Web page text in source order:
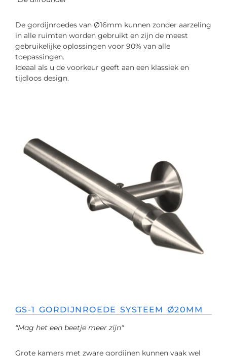
De gordijnroedes van Ø16mm kunnen zonder aarzeling
in alle ruimten worden gebruikt en zijn de meest
gebruikelijke oplossingen voor 90% van alle
toepassingen.
Ideaal als u de voorkeur geeft aan een klassiek en
tijdloos design.
GS-1 GORDIJNROEDE SYSTEEM Ø20MM
"Mag het een beetje meer zijn"
Grote kamers met zware gordijnen kunnen vaak wel